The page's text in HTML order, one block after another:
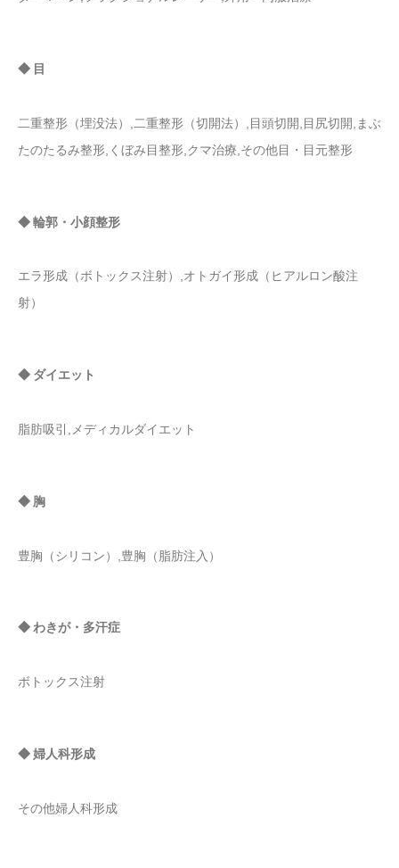
◆ 目
二重整形（埋没法）,二重整形（切開法）,目頭切開,目尻切開,まぶ
たのたるみ整形,くぼみ目整形,クマ治療,その他目・目元整形
◆ 輪郭・小顔整形
エラ形成（ボトックス注射）,オトガイ形成（ヒアルロン酸注
射）
◆ ダイエット
脂肪吸引,メディカルダイエット
◆ 胸
豊胸（シリコン）,豊胸（脂肪注入）
◆ わきが・多汗症
ボトックス注射
◆ 婦人科形成
その他婦人科形成